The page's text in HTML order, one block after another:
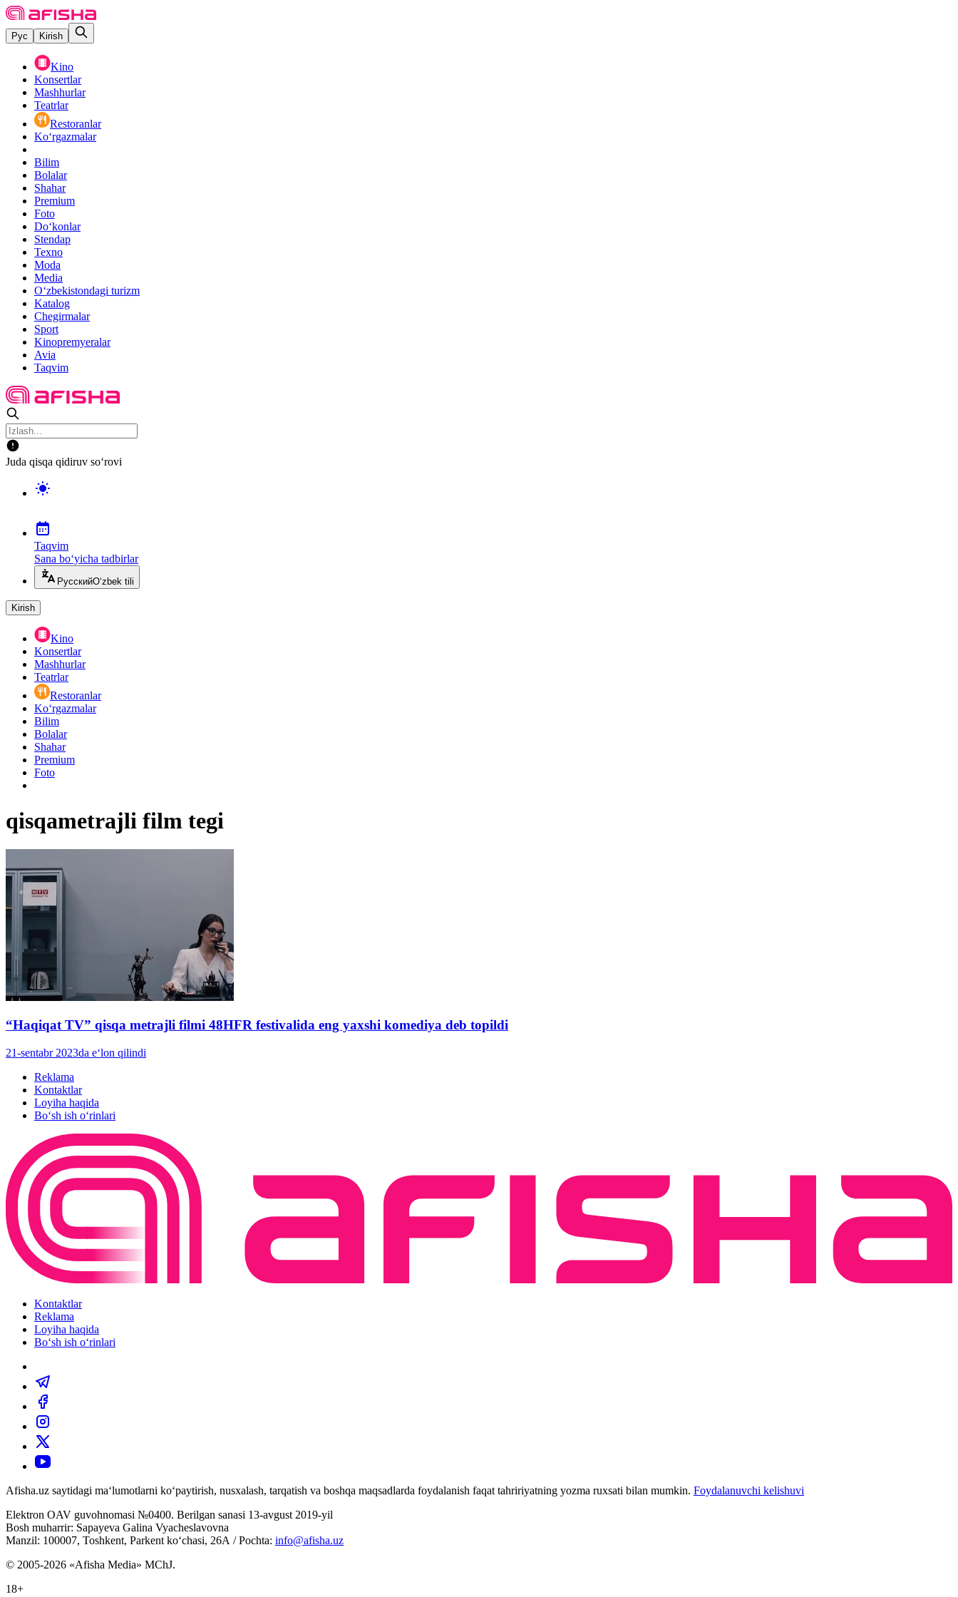
Рус Kirish
Kino
Konsertlar
Mashhurlar
Teatrlar
Restoranlar
Ko‘rgazmalar
Bilim
Bolalar
Shahar
Premium
Foto
Do‘konlar
Stendap
Texno
Moda
Media
O‘zbekistondagi turizm
Katalog
Chegirmalar
Sport
Kinopremyeralar
Avia
Taqvim
Juda qisqa qidiruv so‘rovi
Taqvim
Sana bo‘yicha tadbirlar
РусскийO‘zbek tili
Kirish
Kino
Konsertlar
Mashhurlar
Teatrlar
Restoranlar
Ko‘rgazmalar
Bilim
Bolalar
Shahar
Premium
Foto
qisqametrajli film tegi
“Haqiqat TV” qisqa metrajli filmi 48HFR festivalida eng yaxshi komediya deb topildi
21-sentabr 2023da e‘lon qilindi
Reklama
Kontaktlar
Loyiha haqida
Bo‘sh ish o‘rinlari
Kontaktlar
Reklama
Loyiha haqida
Bo‘sh ish o‘rinlari
Afisha.uz saytidagi ma‘lumotlarni ko‘paytirish, nusxalash, tarqatish va boshqa maqsadlarda foydalanish faqat tahririyatning yozma ruxsati bilan mumkin. Foydalanuvchi kelishuvi
Elektron OAV guvohnomasi №0400. Berilgan sanasi 13-avgust 2019-yil
Bosh muharrir: Sapayeva Galina Vyacheslavovna
Manzil: 100007, Toshkent, Parkent ko‘chasi, 26А / Pochta: info@afisha.uz
© 2005-2026 «Afisha Media» MChJ.
18+